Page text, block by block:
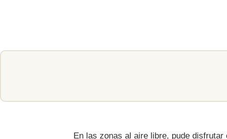
En las zonas al aire libre, pude